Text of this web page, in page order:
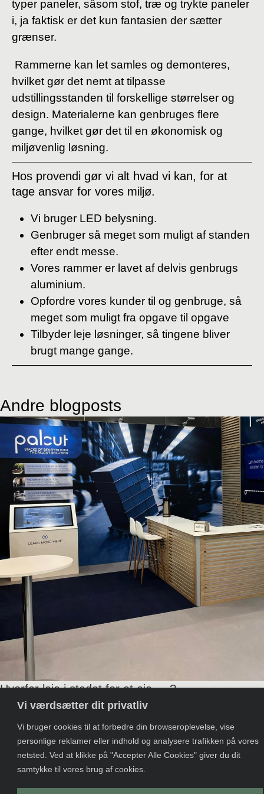
Vi værdsætter dit privatliv
Vi bruger cookies til at forbedre din browseroplevelse, vise
personlige reklamer eller indhold og analysere trafikken på vores
netsted. Ved at klikke på "Accepter Alle Cookies" giver du dit
samtykke til vores brug af cookies.
typer paneler, såsom stof, træ og trykte paneler
i, ja faktisk er det kun fantasien der sætter
grænser.
Rammerne kan let samles og demonteres,
hvilket gør det nemt at tilpasse
udstillingsstanden til forskellige størrelser og
design. Materialerne kan genbruges flere
gange, hvilket gør det til en økonomisk og
miljøvenlig løsning.
Hos provendi gør vi alt hvad vi kan, for at
tage ansvar for vores miljø.
Vi bruger LED belysning.
Genbruger så meget som muligt af standen
efter endt messe.
Vores rammer er lavet af delvis genbrugs
aluminium.
Opfordre vores kunder til og genbruge, så
meget som muligt fra opgave til opgave
Tilbyder leje løsninger, så tingene bliver
brugt mange gange.
Andre blogposts
Hvorfor leje i stedet for at eje . . ?
CVR:
43362003
Petersmindevej
17 | 8800
Viborg
+45 86 68 00 00
info@provendi.dk
Salgsbetingelser
DK
UK